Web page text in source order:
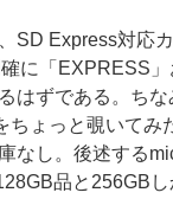
SD Express対応
に「EXPRESS
はずである。ち
ちょっと覗いてみ
なし。後述する
品と256GB